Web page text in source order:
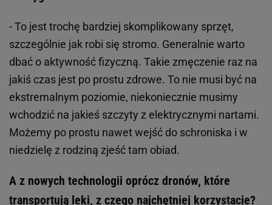
- To jest trochę bardziej skomplikowany sprzęt,
szczególnie jak robi się stromo. Generalnie warto
dbać o aktywność fizyczną. Takie zmęczenie raz na
jakiś czas jest po prostu zdrowe. To nie musi być na
ekstremalnym poziomie, niekoniecznie musimy
wchodzić na jakieś szczyty z elektrycznymi nartami.
Możemy po prostu nawet wejść do schroniska i w
niedzielę z rodziną zjeść tam obiad.
A z nowych technologii oprócz dronów, które
transportują leki, z czego najchętniej korzystacie?